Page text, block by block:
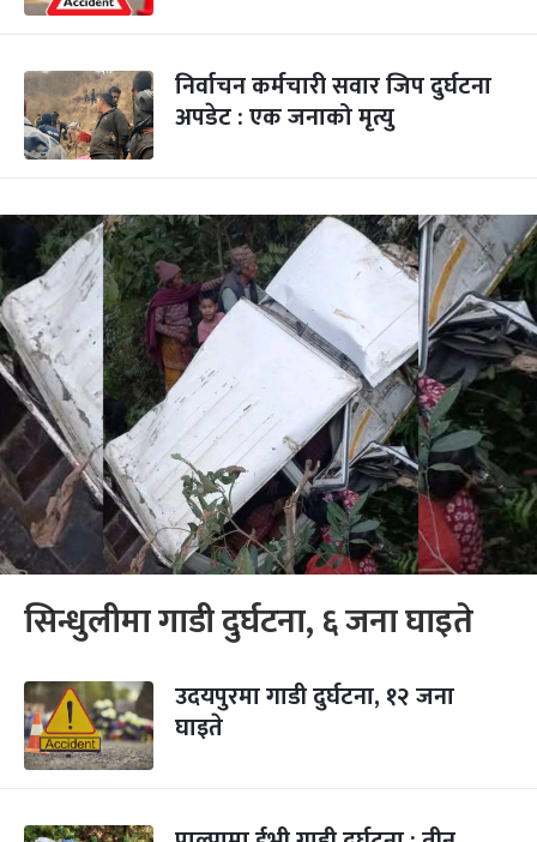
निर्वाचन कर्मचारी सवार जिप दुर्घटना
अपडेट : एक जनाको मृत्यु
सिन्धुलीमा गाडी दुर्घटना, ६ जना घाइते
उदयपुरमा गाडी दुर्घटना, १२ जना
घाइते